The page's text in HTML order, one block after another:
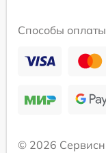
Способы оплаты
© 2026